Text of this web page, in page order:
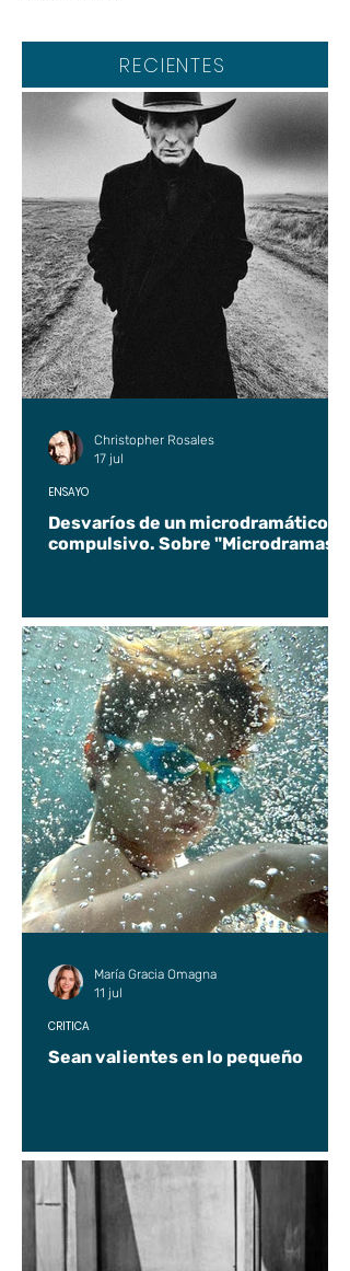
RECIENTES
Desvaríos de un microdramático
compulsivo. Sobre "Microdramas".
ENSAYO
Christopher Rosales
17 jul
Sean valientes en lo pequeño
CRÍTICA
María Gracia Omagna
11 jul